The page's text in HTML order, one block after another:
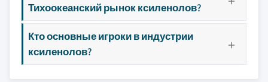
Тихоокеанский рынок ксиленолов?
Кто основные игроки в индустрии
ксиленолов?